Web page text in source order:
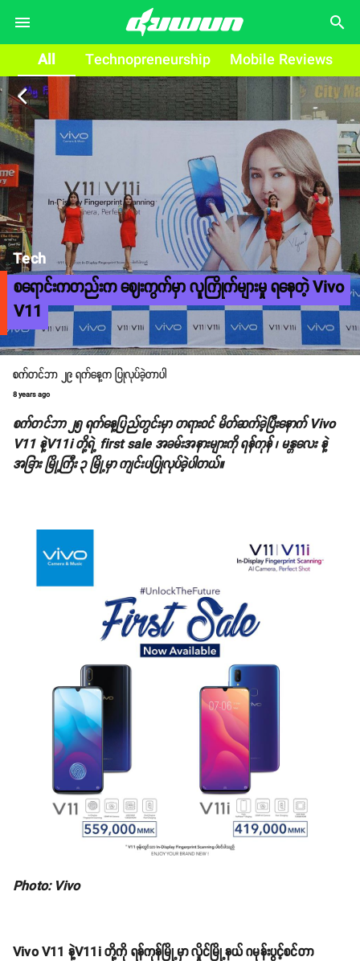
search
All Technopreneurship Mobile Reviews
arrow_back_ios
Tech
စရောင်းကတည်းက ဈေးကွက်မှာ လူကြိုက်များမှု ရနေတဲ့ Vivo
V11
စက်တင်ဘာ ၂၉ ရက်နေ့က ပြုလုပ်ခဲ့တာပါ
8 years ago
စက်တင်ဘာ ၂၅ ရက်နေ့ပြည်တွင်းမှာ တရားဝင် မိတ်ဆက်ခဲ့ပြီးနောက် Vivo
V11 နဲ့V11i တို့ရဲ့ first sale အခမ်းအနားများကို ရန်ကုန် ၊ မန္တလေး နဲ့
အခြား မြို့ကြီး ၃ မြို့မှာ ကျင်းပပြုလုပ်ခဲ့ပါတယ်။
Photo: Vivo
Vivo V11 နဲ့V11i တို့ကို ရန်ကုန်မြို့မှာ လှိုင်မြို့နယ် ဂမုန်းပွင့်စင်တာ